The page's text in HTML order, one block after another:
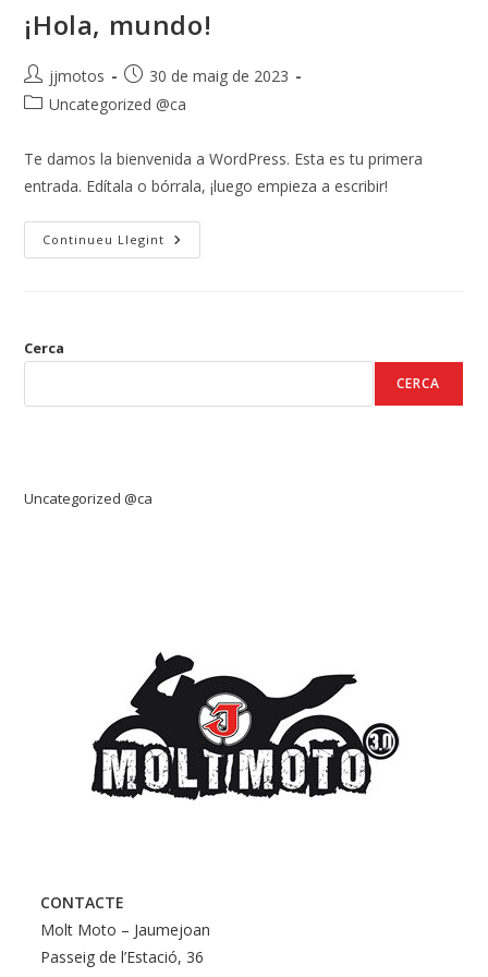
¡Hola, mundo!
Autor
de
jjmotos
Entrada
publicada:
30 de maig de 2023
Categoria
l'entrada:
Uncategorized @ca
Te damos la bienvenida a WordPress. Esta es tu primera
entrada. Edítala o bórrala, ¡luego empieza a escribir!
Continueu Llegint ¡Hola,
Mundo!
Cerca
CERCA
Uncategorized @ca
CONTACTE
Molt Moto – Jaumejoan
Passeig de l’Estació, 36